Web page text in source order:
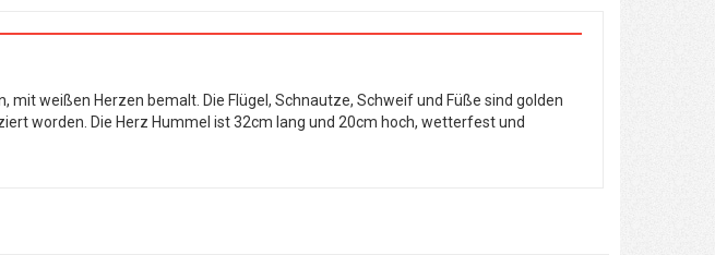
mit weißen Herzen bemalt. Die Flügel, Schnautze, Schweif und Füße sind golden
worden. Die Herz Hummel ist 32cm lang und 20cm hoch, wetterfest und